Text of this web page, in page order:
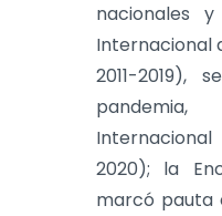
nacionales
Internacional
2011-2019),
2020); la
marcó pauta